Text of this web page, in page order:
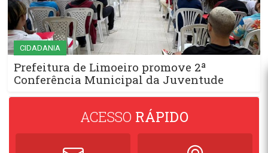
CIDADANIA
Prefeitura de Limoeiro promove 2ª
Conferência Municipal da Juventude
ACESSO RÁPIDO